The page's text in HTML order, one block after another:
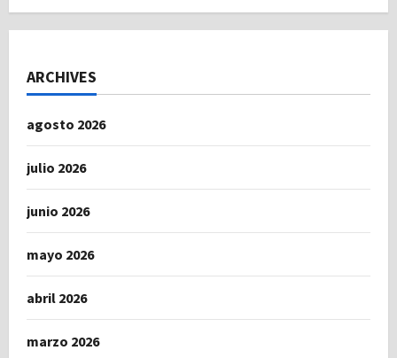
ARCHIVES
agosto 2026
julio 2026
junio 2026
mayo 2026
abril 2026
marzo 2026